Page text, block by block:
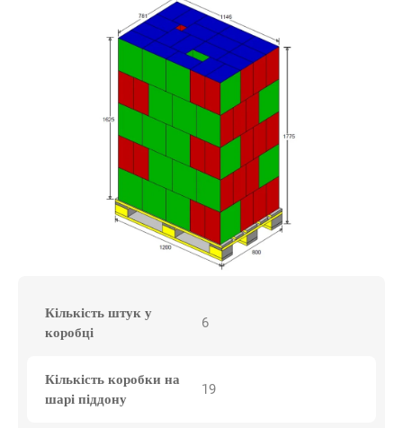
Кількість штук у
коробці
6
Кількість коробки на
шарі піддону
19